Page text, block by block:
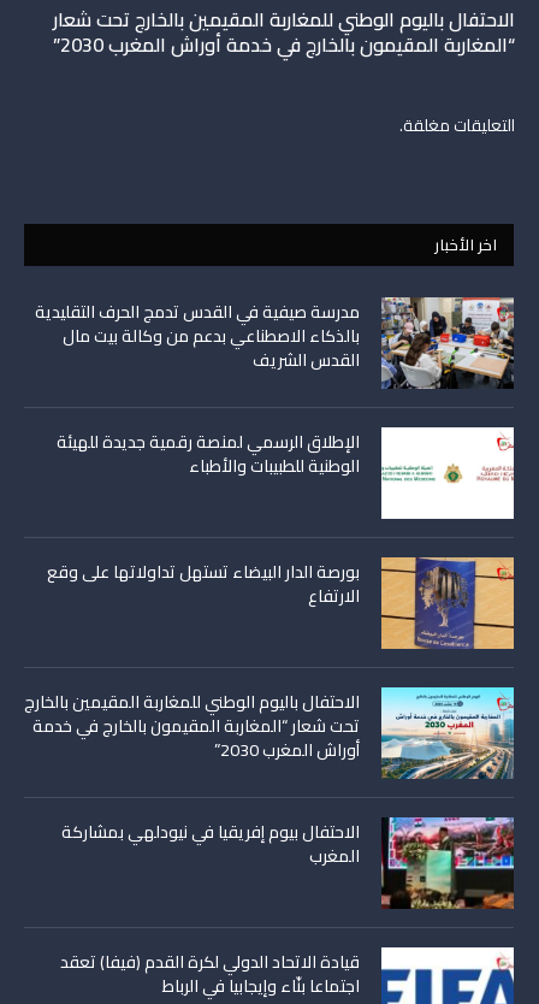
الاحتفال باليوم الوطني للمغاربة المقيمين بالخارج تحت شعار
“المغاربة المقيمون بالخارج في خدمة أوراش المغرب 2030”
التعليقات مغلقة.
اخر الأخبار
مدرسة صيفية في القدس تدمج الحرف التقليدية
بالذكاء الاصطناعي بدعم من وكالة بيت مال
القدس الشريف
الإطلاق الرسمي لمنصة رقمية جديدة للهيئة
الوطنية للطبيبات والأطباء
بورصة الدار البيضاء تستهل تداولاتها على وقع
الارتفاع
الاحتفال باليوم الوطني للمغاربة المقيمين بالخارج
تحت شعار “المغاربة المقيمون بالخارج في خدمة
أوراش المغرب 2030”
الاحتفال بيوم إفريقيا في نيودلهي بمشاركة
المغرب
قيادة الاتحاد الدولي لكرة القدم (فيفا) تعقد
اجتماعا بنّاء وإيجابيا في الرباط